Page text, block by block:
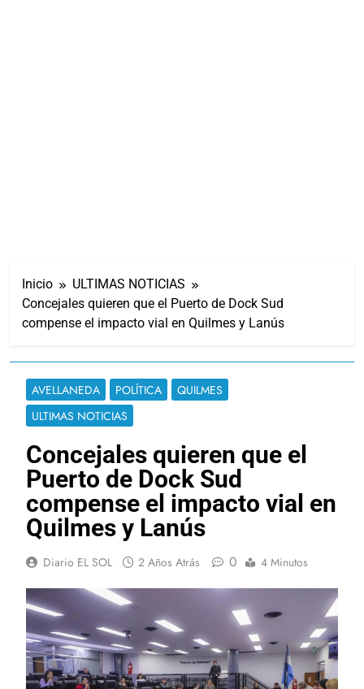
Inicio
ULTIMAS NOTICIAS
Concejales quieren que el Puerto de Dock Sud
compense el impacto vial en Quilmes y Lanús
AVELLANEDA POLÍTICA
QUILMES
ULTIMAS NOTICIAS
Concejales quieren que el
Puerto de Dock Sud
compense el impacto vial en
Quilmes y Lanús
Diario EL SOL 2 Años Atrás 0 4 Minutos